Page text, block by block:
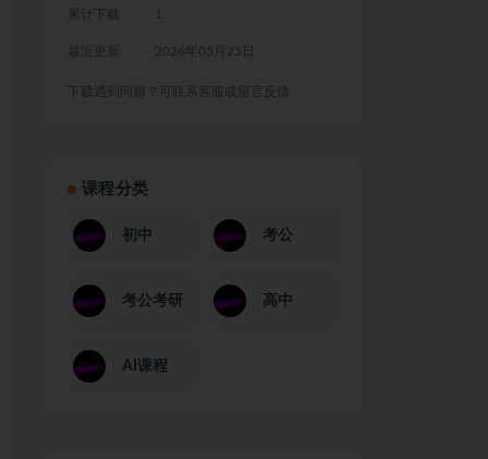
累计下载 1
最近更新 2026年05月25日
下载遇到问题？可联系客服或留言反馈
课程分类
初中 考公
考公考研 高中
AI课程